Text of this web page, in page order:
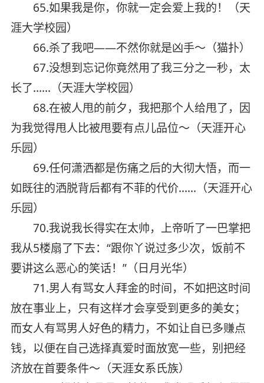
65.如果我是你，你就一定会爱上我的！（天
涯大学校园）
66.杀了我吧——不然你就是凶手～（猫扑）
67.没想到忘记你竟然用了我三分之一秒，太
长了……（天涯大学校园）
68.在被人甩的前夕，我把那个人给甩了，因
为我觉得甩人比被甩要有点儿品位～（天涯开心
乐园）
69.任何潇洒都是伤痛之后的大彻大悟，而一
如既往的洒脱背后都有不菲的代价……（天涯开心
乐园）
70.我说我长得实在太帅，上帝听了一巴掌把
我从5楼扇了下去：“跟你丫说过多少次，饭前不
要讲这么恶心的笑话！”（日月光华）
71.男人有骂女人拜金的时间，不如把这时间
放在事业上，只有这样才会享受到更多的美女；
而女人有骂男人好色的精力，不如让自已多赚点
钱，以便在自己选择真爱时面放宽一些，别把经
济放在首要条件～（天涯女系氏族）